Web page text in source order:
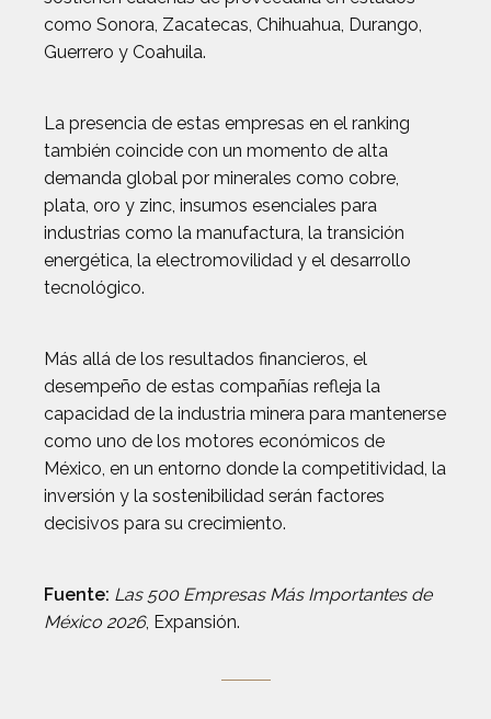
como Sonora, Zacatecas, Chihuahua, Durango,
Guerrero y Coahuila.
La presencia de estas empresas en el ranking
también coincide con un momento de alta
demanda global por minerales como cobre,
plata, oro y zinc, insumos esenciales para
industrias como la manufactura, la transición
energética, la electromovilidad y el desarrollo
tecnológico.
Más allá de los resultados financieros, el
desempeño de estas compañías refleja la
capacidad de la industria minera para mantenerse
como uno de los motores económicos de
México, en un entorno donde la competitividad, la
inversión y la sostenibilidad serán factores
decisivos para su crecimiento.
Fuente: Las 500 Empresas Más Importantes de
México 2026, Expansión.